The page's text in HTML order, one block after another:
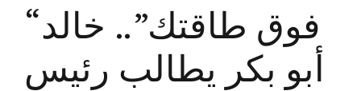
“فوق طاقتك”.. خالد
أبو بكر يطالب رئيس